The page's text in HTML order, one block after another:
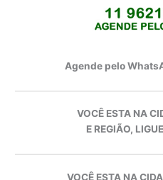
Agende pelo
VOCÊ ESTA NA
E REGIÃO,
VOCÊ ESTA NA